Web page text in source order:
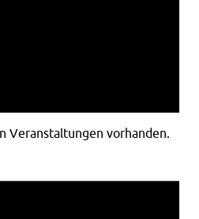
Veranstaltungen vorhanden.